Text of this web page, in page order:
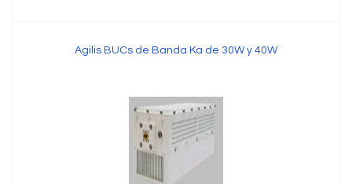
Agilis BUCs de Banda Ka de 30W y 40W